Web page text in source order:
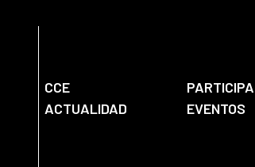
CCE PARTICIPA
ACTUALIDAD
EVENTOS